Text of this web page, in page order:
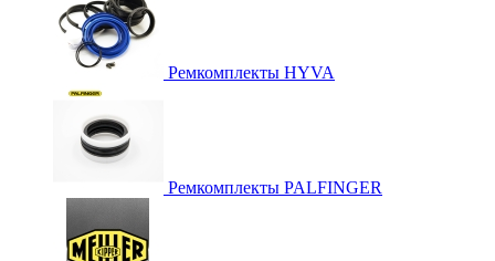
Ремкомплекты HYVA
Ремкомплекты PALFINGER